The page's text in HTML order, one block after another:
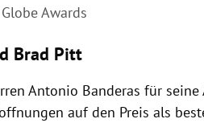
Awards
Brad Pitt
Antonio Banderas für seine
auf den Preis als